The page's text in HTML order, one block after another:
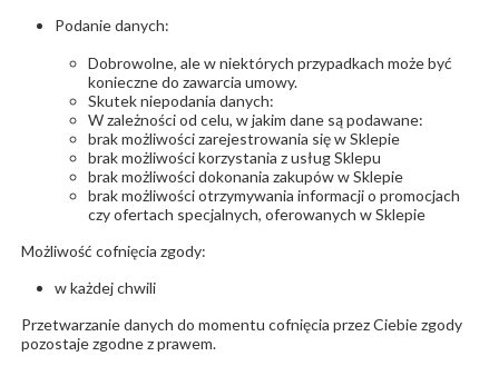
Podanie danych:
Dobrowolne, ale w niektórych przypadkach może być
konieczne do zawarcia umowy.
Skutek niepodania danych:
W zależności od celu, w jakim dane są podawane:
brak możliwości zarejestrowania się w Sklepie
brak możliwości korzystania z usług Sklepu
brak możliwości dokonania zakupów w Sklepie
brak możliwości otrzymywania informacji o promocjach
czy ofertach specjalnych, oferowanych w Sklepie
Możliwość cofnięcia zgody:
w każdej chwili
Przetwarzanie danych do momentu cofnięcia przez Ciebie zgody
pozostaje zgodne z prawem.